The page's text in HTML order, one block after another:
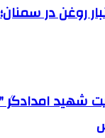
روغن در
شهید